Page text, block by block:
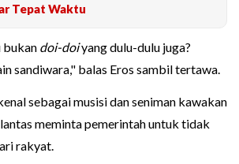
Tepat Waktu
bukan doi-doiyang dulu-dulu juga?
sandiwara," balas Eros sambil tertawa.
sebagai musisi dan seniman kawakan
meminta pemerintah untuk tidak
rakyat.